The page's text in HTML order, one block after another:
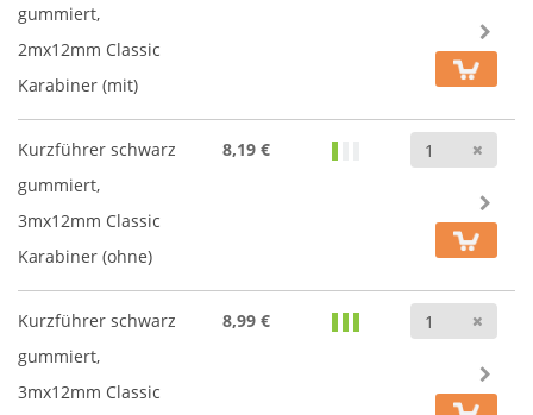
gummiert,
2mx12mm Classic
Karabiner (mit)
Kurzführer schwarz
gummiert,
3mx12mm Classic
Karabiner (ohne)
8,19 €
Kurzführer schwarz
gummiert,
3mx12mm Classic
8,99 €